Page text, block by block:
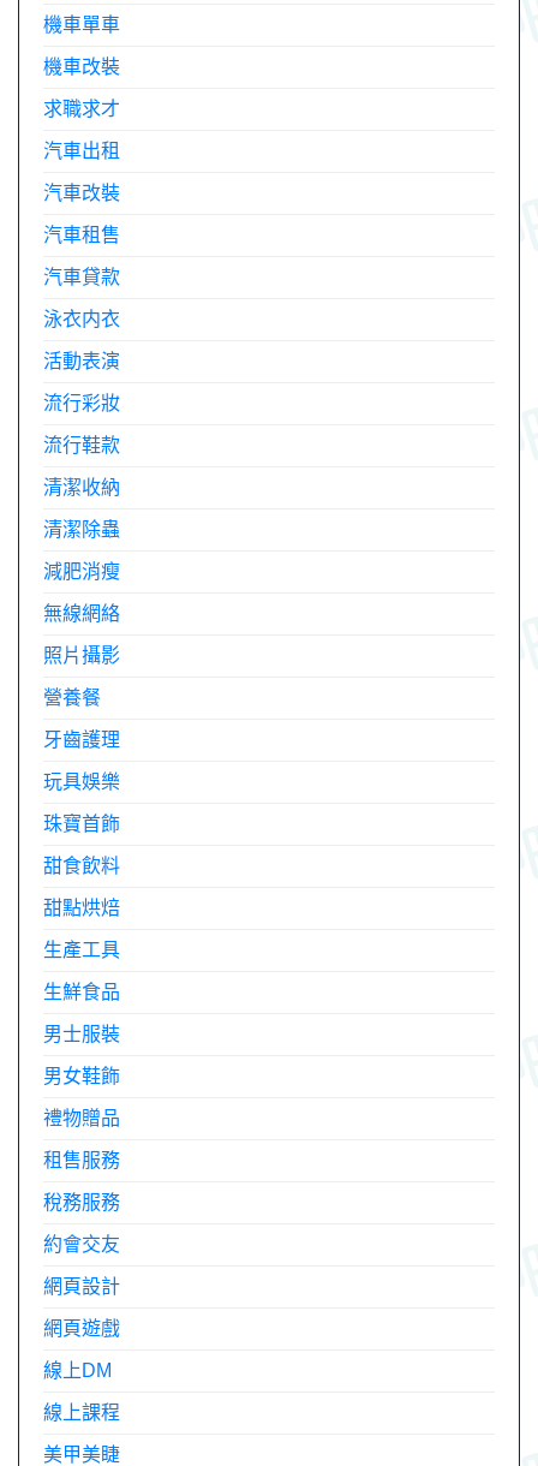
機車單車
機車改裝
求職求才
汽車出租
汽車改裝
汽車租售
汽車貸款
泳衣内衣
活動表演
流行彩妝
流行鞋款
清潔收納
清潔除蟲
減肥消瘦
無線網絡
照片攝影
營養餐
牙齒護理
玩具娛樂
珠寶首飾
甜食飲料
甜點烘焙
生產工具
生鮮食品
男士服裝
男女鞋飾
禮物贈品
租售服務
稅務服務
約會交友
網頁設計
網頁遊戲
線上DM
線上課程
美甲美睫